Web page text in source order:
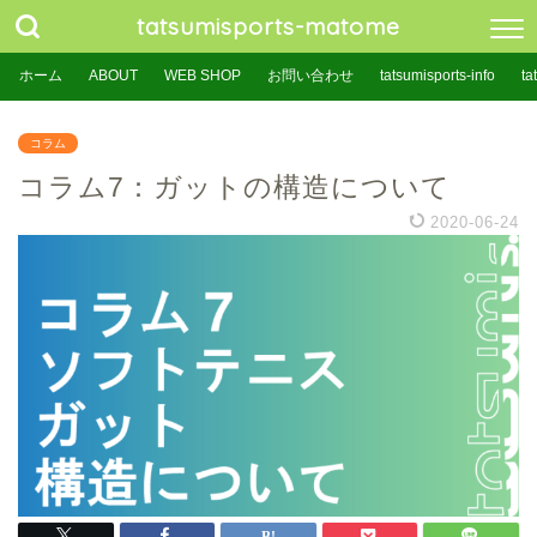
tatsumisports-matome
ホーム ABOUT WEB SHOP お問い合わせ tatsumisports-info
コラム
コラム7：ガットの構造について
2020-06-24